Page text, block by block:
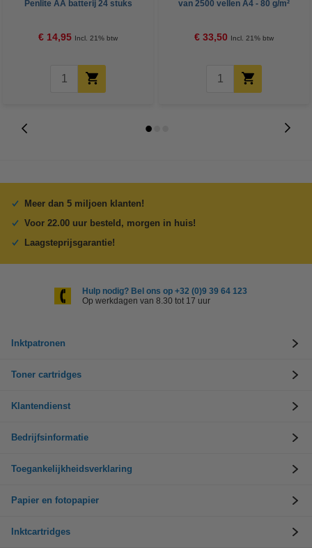
Penlite AA batterij 24 stuks
€ 14,95 Incl. 21% btw
van 2500 vellen A4 - 80 g/m²
€ 33,50 Incl. 21% btw
Meer dan 5 miljoen klanten!
Voor 22.00 uur besteld, morgen in huis!
Laagsteprijsgarantie!
Hulp nodig? Bel ons op +32 (0)9 39 64 123
Op werkdagen van 8.30 tot 17 uur
Inktpatronen
Toner cartridges
Klantendienst
Bedrijfsinformatie
Toegankelijkheidsverklaring
Papier en fotopapier
Inktcartridges